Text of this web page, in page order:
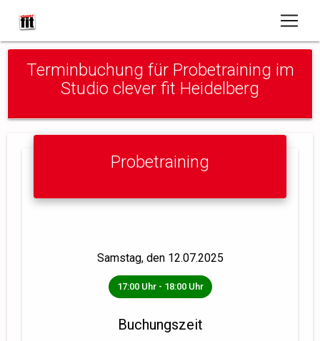
Terminbuchung für Probetraining im
Studio clever fit Heidelberg
Probetraining
Samstag, den 12.07.2025
17:00 Uhr - 18:00 Uhr
Buchungszeit